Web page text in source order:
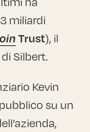
miliardi
Trust), il
Silbert.
Kevin
su un